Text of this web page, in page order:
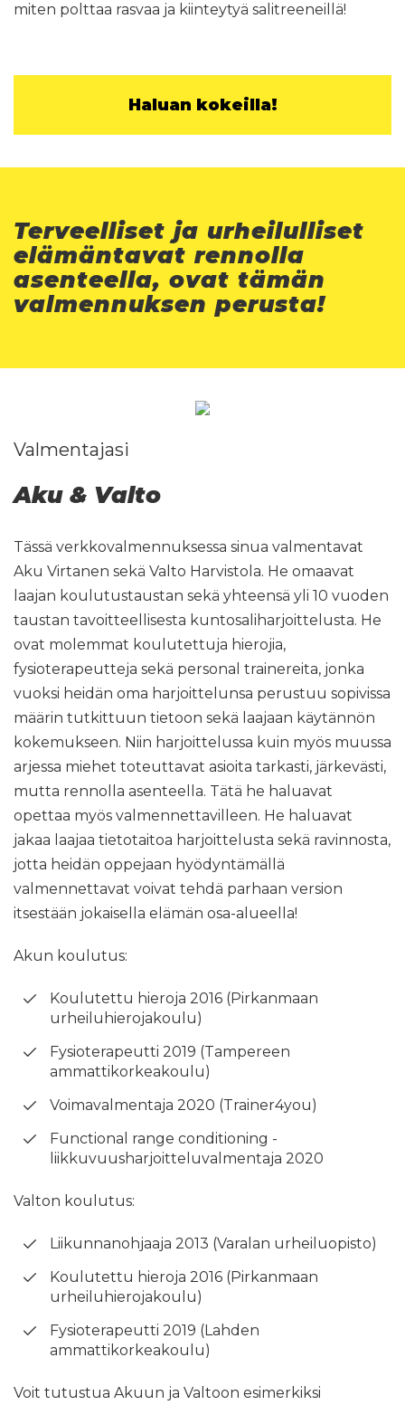
miten polttaa rasvaa ja kiinteytyä salitreeneillä!
Haluan kokeilla!
Terveelliset ja urheilulliset
elämäntavat rennolla
asenteella, ovat tämän
valmennuksen perusta!
Valmentajasi
Aku & Valto
Tässä verkkovalmennuksessa sinua valmentavat
Aku Virtanen sekä Valto Harvistola. He omaavat
laajan koulutustaustan sekä yhteensä yli 10 vuoden
taustan tavoitteellisesta kuntosaliharjoittelusta. He
ovat molemmat koulutettuja hierojia,
fysioterapeutteja sekä personal trainereita, jonka
vuoksi heidän oma harjoittelunsa perustuu sopivissa
määrin tutkittuun tietoon sekä laajaan käytännön
kokemukseen. Niin harjoittelussa kuin myös muussa
arjessa miehet toteuttavat asioita tarkasti, järkevästi,
mutta rennolla asenteella. Tätä he haluavat
opettaa myös valmennettavilleen. He haluavat
jakaa laajaa tietotaitoa harjoittelusta sekä ravinnosta,
jotta heidän oppejaan hyödyntämällä
valmennettavat voivat tehdä parhaan version
itsestään jokaisella elämän osa-alueella!
Akun koulutus:
Koulutettu hieroja 2016 (Pirkanmaan
urheiluhierojakoulu)
Fysioterapeutti 2019 (Tampereen
ammattikorkeakoulu)
Voimavalmentaja 2020 (Trainer4you)
Functional range conditioning -
liikkuvuusharjoitteluvalmentaja 2020
Valton koulutus:
Liikunnanohjaaja 2013 (Varalan urheiluopisto)
Koulutettu hieroja 2016 (Pirkanmaan
urheiluhierojakoulu)
Fysioterapeutti 2019 (Lahden
ammattikorkeakoulu)
Voit tutustua Akuun ja Valtoon esimerkiksi